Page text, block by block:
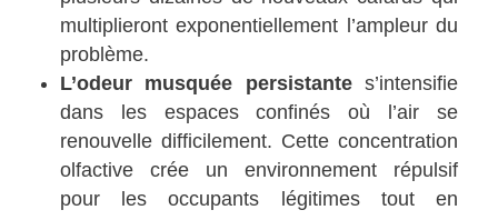
multiplieront exponentiellement l’ampleur du
problème.
L’odeur musquée persistantes’intensifie
dans les espaces confinés où l’air se
renouvelle difficilement. Cette concentration
olfactive crée un environnement répulsif
pour les occupants légitimes tout en